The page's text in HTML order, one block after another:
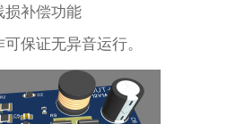
损补偿功能
保证无异音运行。